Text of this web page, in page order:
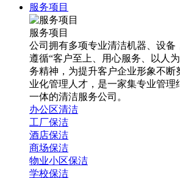
服务项目
服务项目
公司拥有多项专业清洁机器、设备
遵循“客户至上、用心服务、以人
务精神，为提升客户企业形象不断
业化管理人才，是一家集专业管理
一体的清洁服务公司。
办公区清洁
工厂保洁
酒店保洁
商场保洁
物业小区保洁
学校保洁